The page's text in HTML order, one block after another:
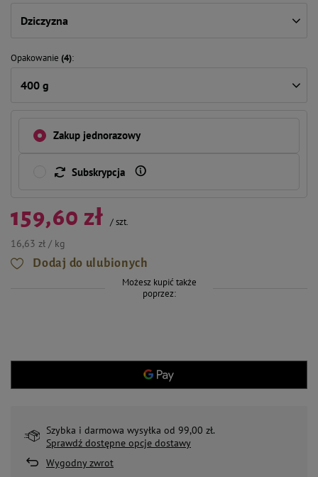
Dziczyzna
Opakowanie (4)
400 g
Zakup jednorazowy
Subskrypcja
159,60 zł /szt.
16,63 zł / kg
Dodaj do ulubionych
Możesz kupić także
poprzez:
Szybka i darmowa wysyłka od 99,00 zł.
Sprawdź dostępne opcje dostawy
Wygodny zwrot